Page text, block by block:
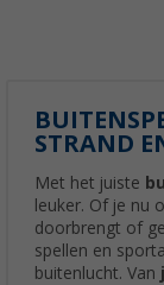
STRAND
Met het juiste
leuker. Of je nu
doorbrengt of
spellen en
buitenlucht. Van